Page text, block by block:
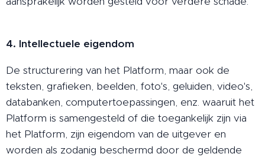
4. Intellectuele eigendom
De structurering van het Platform, maar ook de
teksten, grafieken, beelden, foto's, geluiden, video's,
databanken, computertoepassingen, enz. waaruit het
Platform is samengesteld of die toegankelijk zijn via
het Platform, zijn eigendom van de uitgever en
worden als zodanig beschermd door de geldende